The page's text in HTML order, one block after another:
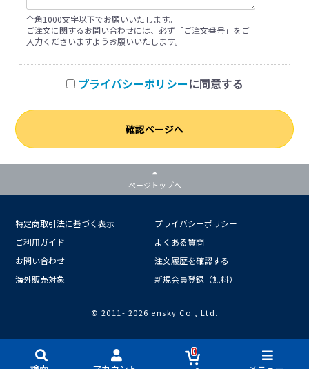
全角1000文字以下でお願いいたします。
ご注文に関するお問い合わせには、必ず「ご注文番号」をご
入力くださいますようお願いいたします。
プライバシーポリシーに同意する
確認ページへ
0
ページトップへ
特定商取引法に基づく表示
プライバシーポリシー
ご利用ガイド
よくある質問
お問い合わせ
注文履歴を確認する
海外販売対象
新規会員登録（無料）
© 2011- 2026 ensky Co., Ltd.